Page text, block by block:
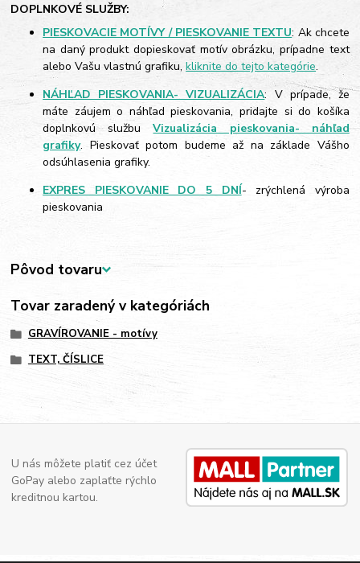
DOPLNKOVÉ SLUŽBY:
PIESKOVACIE MOTÍVY / PIESKOVANIE TEXTU: Ak chcete
na daný produkt dopieskovať motív obrázku, prípadne text
alebo Vašu vlastnú grafiku,kliknite do tejto kategórie.
NÁHĽAD PIESKOVANIA- VIZUALIZÁCIA: V prípade, že
máte záujem o náhľad pieskovania, pridajte si do košíka
doplnkovú službuVizualizácia pieskovania- náhľad
grafiky. Pieskovať potom budeme až na základe Vášho
odsúhlasenia grafiky.
EXPRES PIESKOVANIE DO 5 DNÍ- zrýchlená výroba
pieskovania
Pôvod tovaru
Tovar zaradený v kategóriách
GRAVÍROVANIE - motívy
TEXT, ČÍSLICE
U nás môžete platiť cez účet
GoPay alebo zaplaťte rýchlo
kreditnou kartou.